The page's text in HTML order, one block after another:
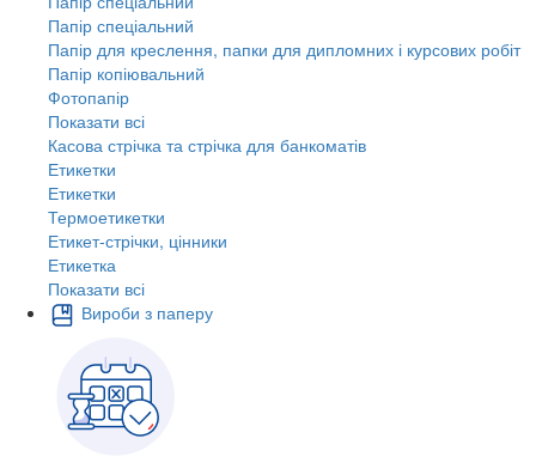
Папір спеціальний
Папір для креслення, папки для дипломних і курсових робіт
Папір копіювальний
Фотопапір
Показати всі
Касова стрічка та стрічка для банкоматів
Етикетки
Етикетки
Термоетикетки
Етикет-стрічки, цінники
Етикетка
Показати всі
Вироби з паперу